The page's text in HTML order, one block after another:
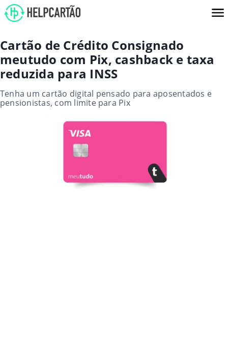
Cartão de Crédito Consignado
meutudo com Pix, cashback e taxa
reduzida para INSS
Tenha um cartão digital pensado para aposentados e
pensionistas, com limite para Pix